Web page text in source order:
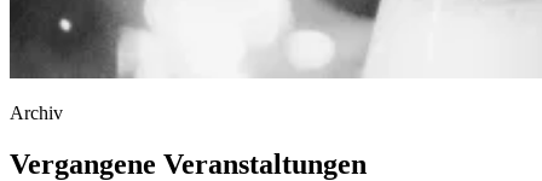
Archiv
Vergangene Veranstaltungen